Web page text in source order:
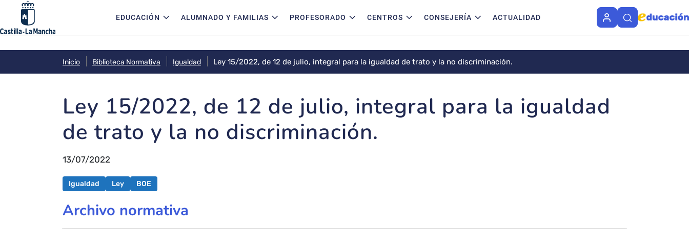
Pasar al contenido principalNavegación principal
EDUCACIÓN ALUMNADO Y FAMILIAS PROFESORADO CENTROS CONSEJERÍA ACTUALIDAD
Inicio Biblioteca Normativa Igualdad Ley 15/2022, de 12 de julio, integral para la igualdad de trato y la no discriminación.
Ley 15/2022, de 12 de julio, integral para la igualdad
de trato y la no discriminación.
13/07/2022
Igualdad Ley BOE
Archivo normativa